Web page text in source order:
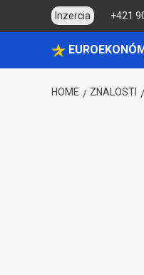
Inzercia +421
HOME ZNALOSTI